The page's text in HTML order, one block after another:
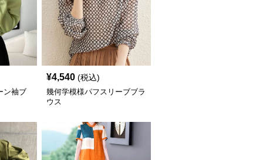
ン袖ブ
¥4,540 (税込)
幾何学模様パフスリーブブラ
ウス